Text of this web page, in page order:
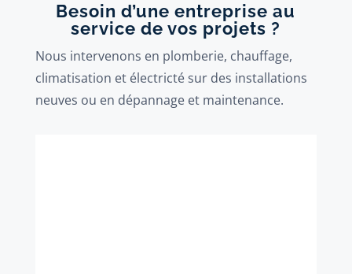
Besoin d’une entreprise au
service de vos projets ?
Nous intervenons en plomberie, chauffage,
climatisation et électricté sur des installations
neuves ou en dépannage et maintenance.